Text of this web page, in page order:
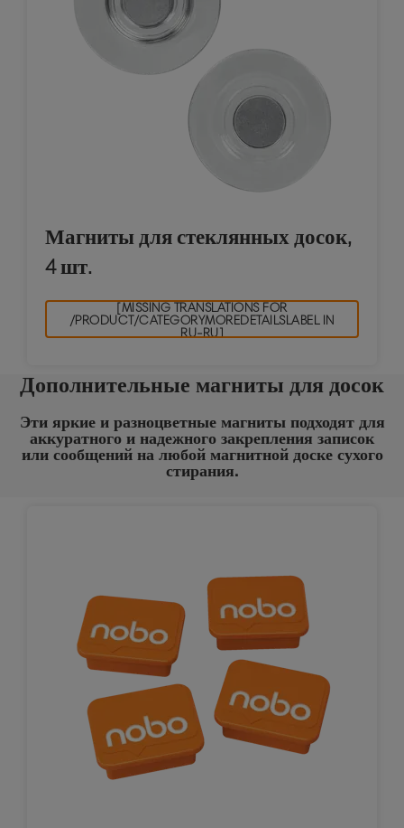
Магниты для стеклянных досок,
4 шт.
[MISSING TRANSLATIONS FOR
/PRODUCT/CATEGORYMOREDETAILSLABEL IN
RU-RU]
Дополнительные магниты для досок
Эти яркие и разноцветные магниты подходят для
аккуратного и надежного закрепления записок
или сообщений на любой магнитной доске сухого
стирания.